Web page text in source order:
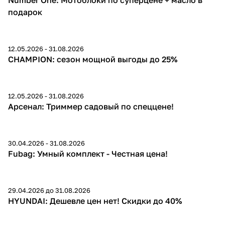
подарок
Скидки до 25%
12.05.2026 - 31.08.2026
CHAMPION: сезон мощной выгоды до 25%
12.05.2026 - 31.08.2026
Арсенал: Триммер садовый по спеццене!
30.04.2026 - 31.08.2026
Fubag: Умный комплект - Честная цена!
29.04.2026 до 31.08.2026
HYUNDAI: Дешевле цен нет! Скидки до 40%